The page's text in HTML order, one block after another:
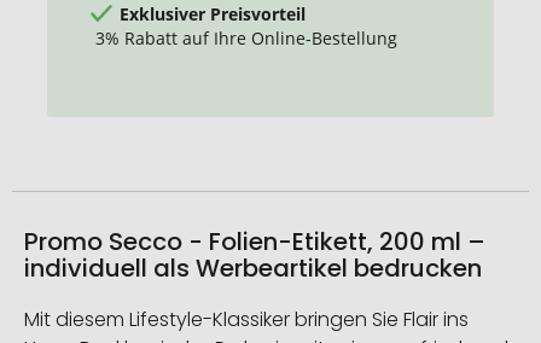
Exklusiver Preisvorteil
3% Rabatt auf Ihre Online-Bestellung
Promo Secco - Folien-Etikett, 200 ml –
individuell als Werbeartikel bedrucken
Mit diesem Lifestyle-Klassiker bringen Sie Flair ins